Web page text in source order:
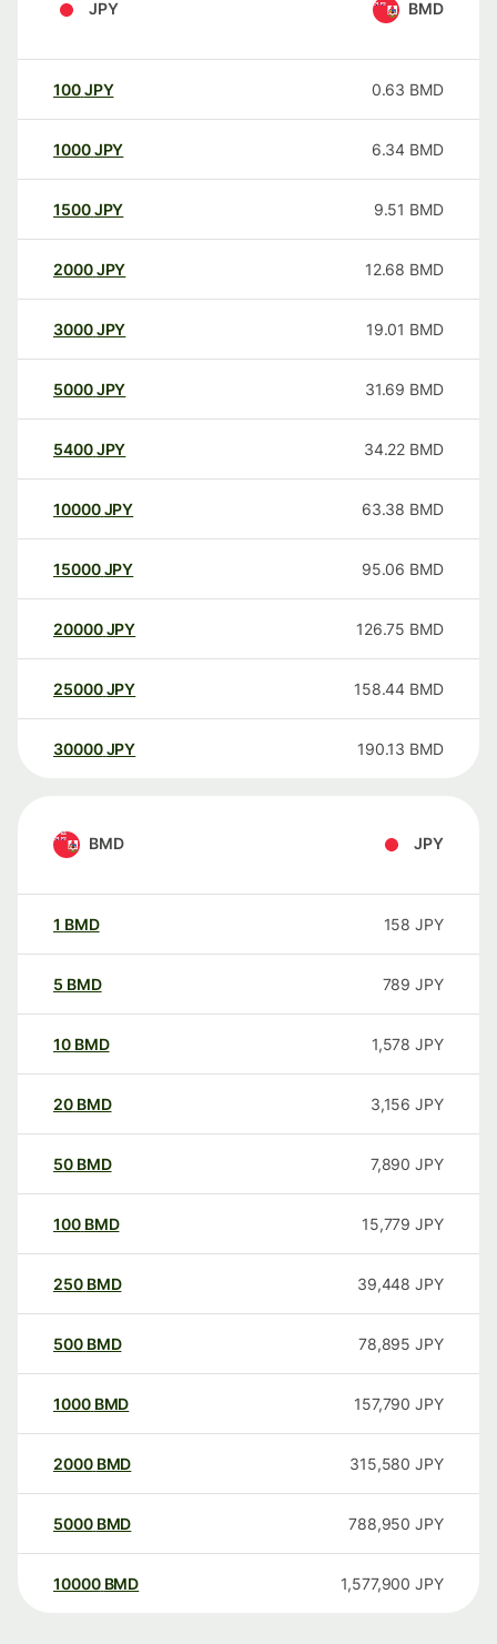
JPY BMD
100JPY 0.63 BMD
1000JPY 6.34 BMD
1500JPY 9.51 BMD
2000JPY 12.68 BMD
3000JPY 19.01 BMD
5000JPY 31.69 BMD
5400JPY 34.22 BMD
10000 JPY 63.38 BMD
15000 JPY 95.06 BMD
20000 JPY 126.75 BMD
25000 JPY 158.44 BMD
30000 JPY 190.13 BMD
BMD JPY
1 BMD 158 JPY
5 BMD 789 JPY
10 BMD 1,578 JPY
20 BMD 3,156 JPY
50 BMD 7,890 JPY
100 BMD 15,779 JPY
250 BMD 39,448 JPY
500 BMD 78,895 JPY
1000 BMD 157,790 JPY
2000 BMD 315,580 JPY
5000 BMD 788,950 JPY
10000 BMD 1,577,900 JPY